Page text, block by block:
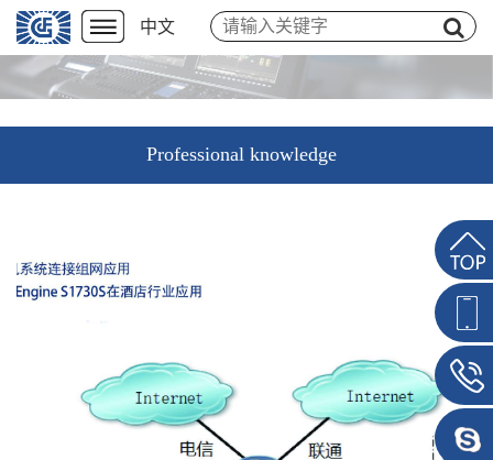
中文
Professional knowledge